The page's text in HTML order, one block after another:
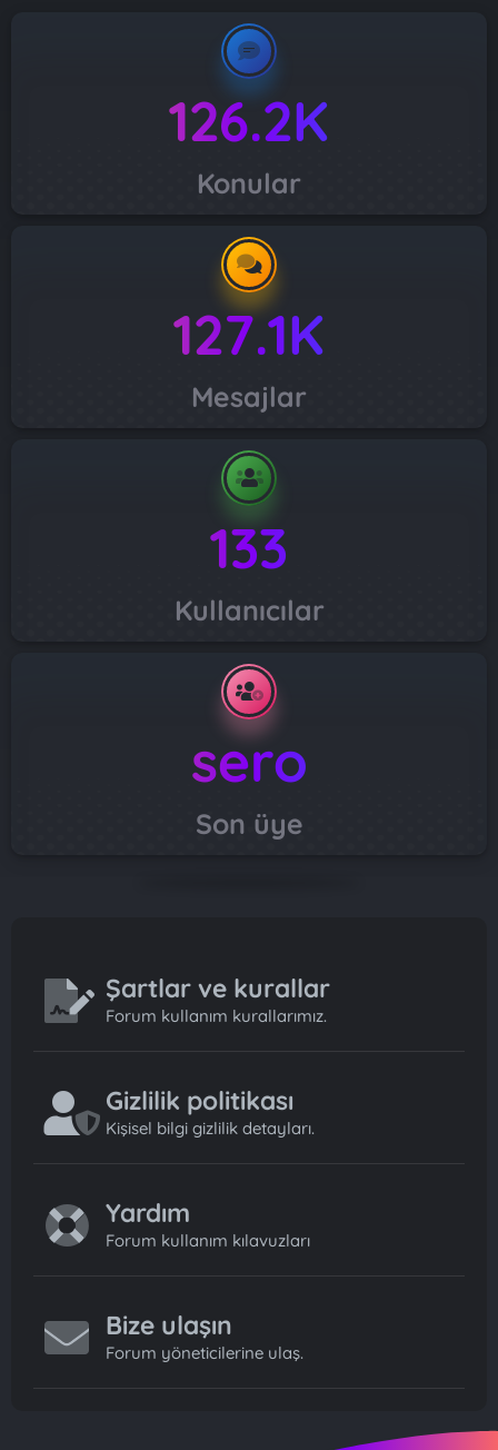
126.2K
Konular
127.1K
Mesajlar
133
Kullanıcılar
sero
Son üye
Şartlar ve kurallar
Forum kullanım kurallarımız.
Gizlilik politikası
Kişisel bilgi gizlilik detayları.
Yardım
Forum kullanım kılavuzları
Bize ulaşın
Forum yöneticilerine ulaş.